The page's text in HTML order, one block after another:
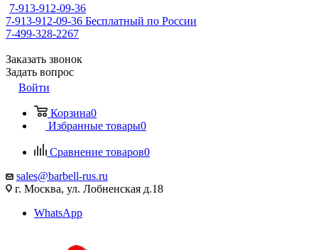
7-913-912-09-36
7-913-912-09-36 Бесплатный по России
7-499-328-2267
Заказать звонок
Задать вопрос
Войти
Корзина0
Избранные товары0
Сравнение товаров0
sales@barbell-rus.ru
г. Москва, ул. Лобненская д.18
WhatsApp